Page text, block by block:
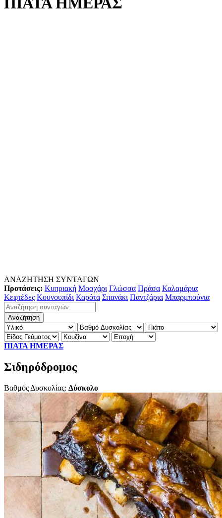
ΑΝΑΖΗΤΗΣΗ ΣΥΝΤΑΓΩΝ
Προτάσεις: Κυπριακή Μοσχάρι Γλώσσα Πράσα Καλαμάρια
Κεφτέδες Κουνουπίδι Καρότα Σπανάκι Παντζάρια Μπαρμπούνια
ΠΙΑΤΑ ΗΜΕΡΑΣ
Σιδηρόδρομος
Βαθμός Δυσκολίας: Δύσκολο